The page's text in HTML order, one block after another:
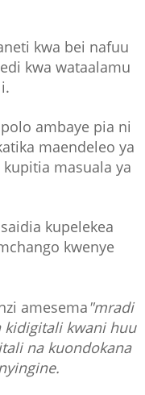
kwa bei nafuu
kwa wataalamu
ambaye pia ni
maendeleo ya
masuala ya
kupelekea
kwenye
amesema"mradi
kidigitali kwani huu
na kuondokana